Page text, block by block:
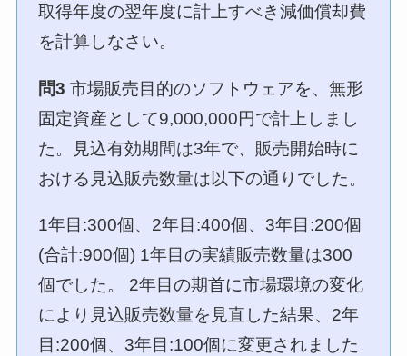
取得年度の翌年度に計上すべき減価償却費
を計算しなさい。
問3 市場販売目的のソフトウェアを、無形
固定資産として9,000,000円で計上しまし
た。見込有効期間は3年で、販売開始時に
おける見込販売数量は以下の通りでした。
1年目:300個、2年目:400個、3年目:200個
(合計:900個) 1年目の実績販売数量は300
個でした。 2年目の期首に市場環境の変化
により見込販売数量を見直した結果、2年
目:200個、3年目:100個に変更されました